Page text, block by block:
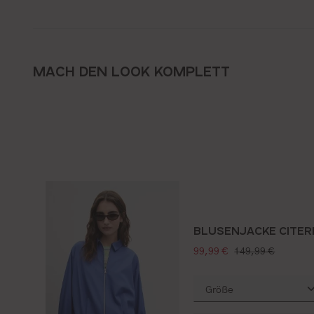
MACH DEN LOOK KOMPLETT
BLUSENJACKE
verkaufspreis:
99,99 € regulärer preis:
149,99 €